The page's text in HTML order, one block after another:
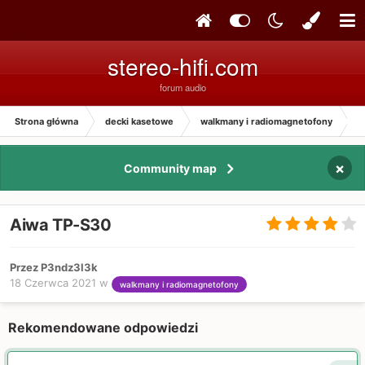
stereo-hifi.com
forum audio
Strona główna decki kasetowe walkmany i radiomagnetofony
Community map ×
Aiwa TP-S30
Przez P3ndz3l3k
18 Czerwca 2021 w walkmany i radiomagnetofony
Rekomendowane odpowiedzi